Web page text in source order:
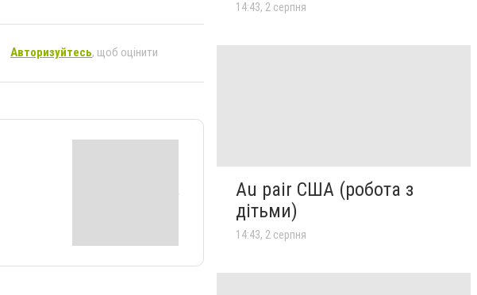
Авторизуйтесь, щоб оцінити
14:43, 2 серпня
Au pair США (робота з
дітьми)
14:43, 2 серпня